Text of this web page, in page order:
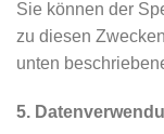
Sie können der
zu diesen
unten
5.